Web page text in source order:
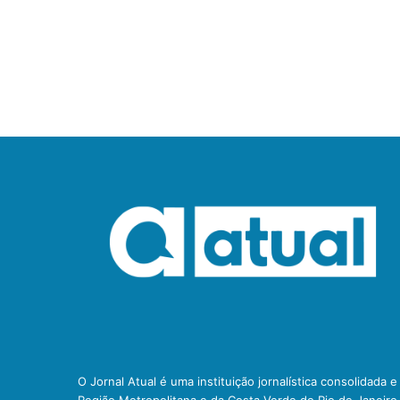
O Jornal Atual é uma instituição jornalística consolidada